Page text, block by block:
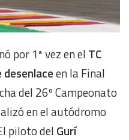
por 1ª vez en el TC
desenlaceen la Final
del 26º Campeonato
en el autódromo
piloto del Gurí